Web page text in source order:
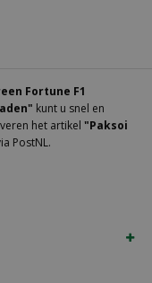
Fortune F1
kunt u snel en
het artikel "Paksoi
PostNL.